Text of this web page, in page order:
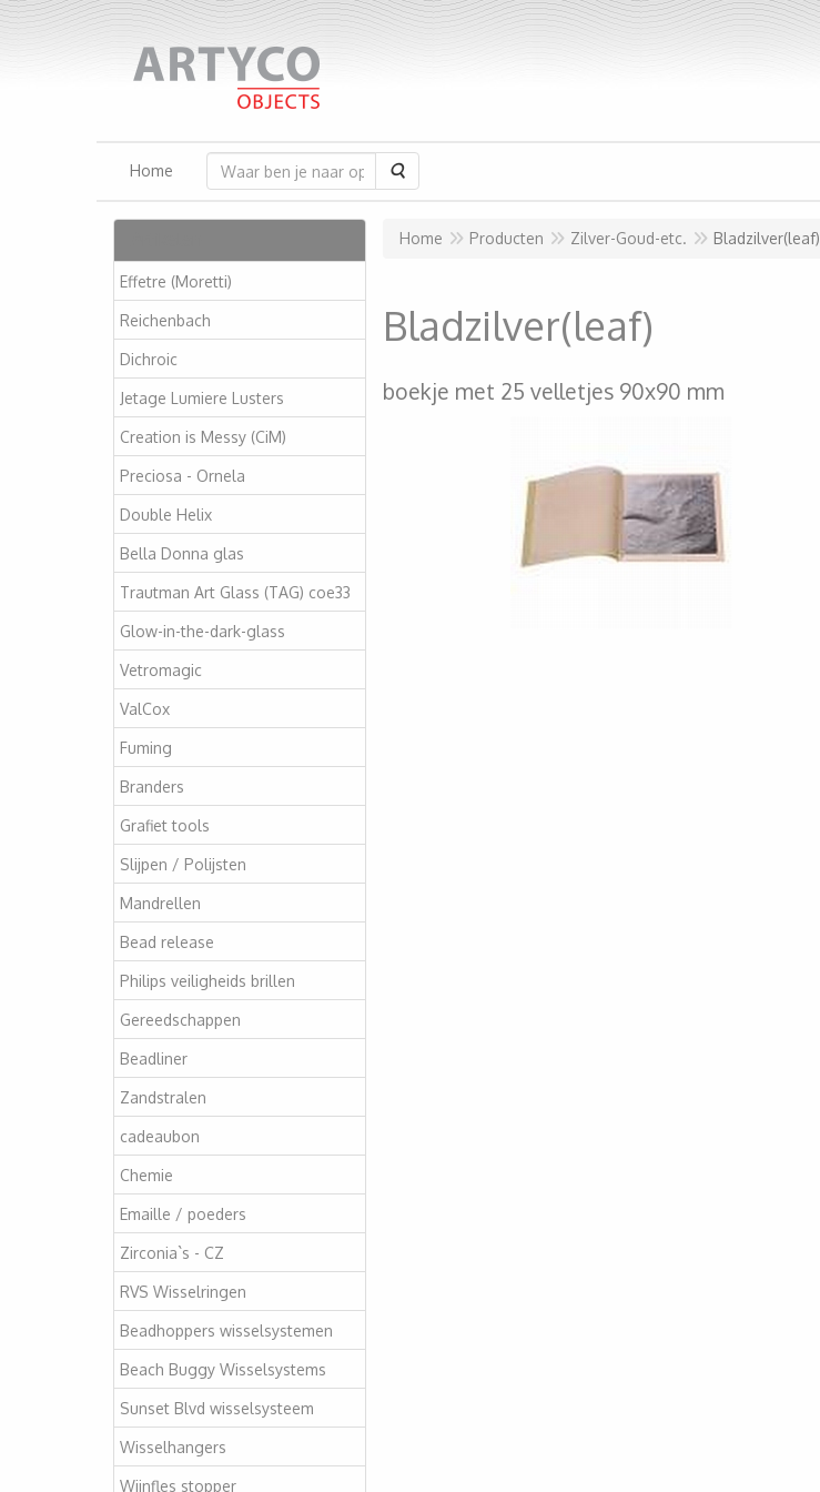
Home Zoeken
Effetre (Moretti)
Reichenbach
Dichroic
Jetage Lumiere Lusters
Creation is Messy (CiM)
Preciosa - Ornela
Double Helix
Bella Donna glas
Trautman Art Glass (TAG) coe33
Glow-in-the-dark-glass
Vetromagic
ValCox
Fuming
Branders
Grafiet tools
Slijpen / Polijsten
Mandrellen
Bead release
Philips veiligheids brillen
Gereedschappen
Beadliner
Zandstralen
cadeaubon
Chemie
Emaille / poeders
Zirconia`s - CZ
RVS Wisselringen
Beadhoppers wisselsystemen
Beach Buggy Wisselsystems
Sunset Blvd wisselsysteem
Wisselhangers
Wijnfles stopper
Home Producten Zilver-Goud-etc. Bladzilver(leaf)
Bladzilver(leaf)
boekje met 25 velletjes 90x90 mm